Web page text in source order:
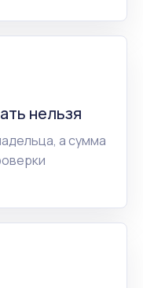
нельзя
а сумма